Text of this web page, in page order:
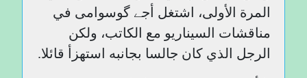
المرة الأولى، اشتغل أجے گوسوامی في
مناقشات السيناريو مع الكاتب، ولكن
الرجل الذي كان جالسا بجانبه استهزأ قائلا.